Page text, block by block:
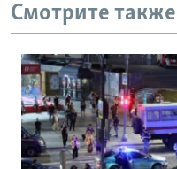
Смотрите также